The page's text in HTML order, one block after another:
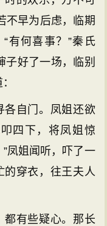
不早为后虑，临期
有何喜事？”秦氏
子好了一场，临别
自门。凤姐还欲
四下，将凤姐惊
凤姐闻听，吓了一
的穿衣，往王夫人
有些疑心。那长